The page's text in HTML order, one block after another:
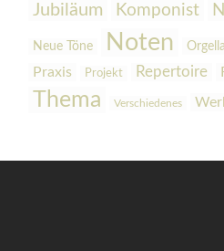
Jubiläum
Komponist
Neue Töne Noten
Praxis Projekt Repertoire
Thema Verschiedenes